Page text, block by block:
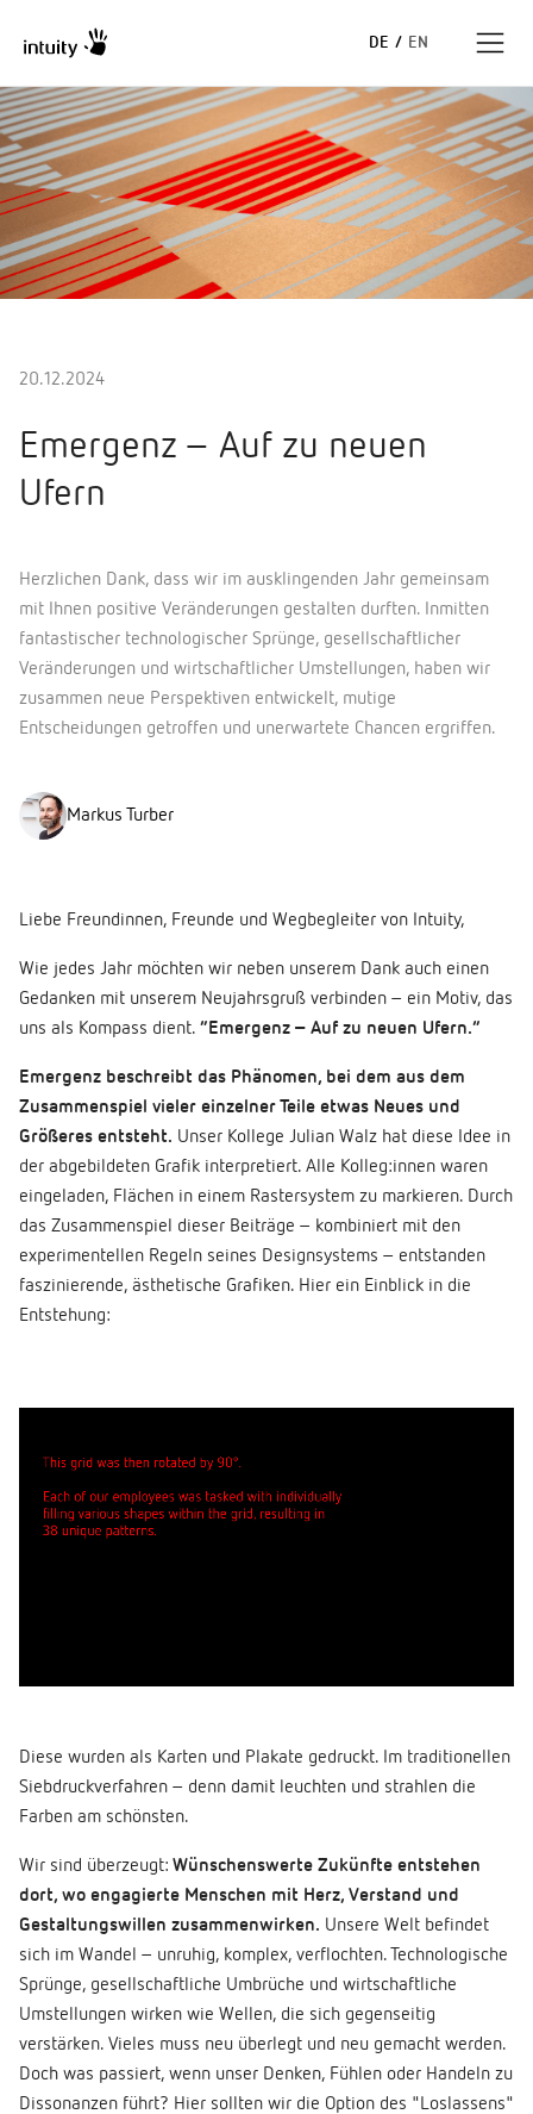
DE / EN
Expertise
Erfolgsgeschichten
Insights
20.12.2024
Emergenz – Auf zu neuen
Ufern
Herzlichen Dank, dass wir im ausklingenden Jahr gemeinsam
mit Ihnen positive Veränderungen gestalten durften. Inmitten
fantastischer technologischer Sprünge, gesellschaftlicher
Veränderungen und wirtschaftlicher Umstellungen, haben wir
zusammen neue Perspektiven entwickelt, mutige
Entscheidungen getroffen und unerwartete Chancen ergriffen.
Markus Turber
Liebe Freundinnen, Freunde und Wegbegleiter von Intuity,
Wie jedes Jahr möchten wir neben unserem Dank auch einen
Gedanken mit unserem Neujahrsgruß verbinden – ein Motiv, das
uns als Kompass dient. “Emergenz – Auf zu neuen Ufern.”
Emergenz beschreibt das Phänomen, bei dem aus dem
Zusammenspiel vieler einzelner Teile etwas Neues und
Größeres entsteht. Unser Kollege Julian Walz hat diese Idee in
der abgebildeten Grafik interpretiert. Alle Kolleg:innen waren
eingeladen, Flächen in einem Rastersystem zu markieren. Durch
das Zusammenspiel dieser Beiträge – kombiniert mit den
experimentellen Regeln seines Designsystems – entstanden
faszinierende, ästhetische Grafiken. Hier ein Einblick in die
Entstehung:
Diese wurden als Karten und Plakate gedruckt. Im traditionellen
Siebdruckverfahren – denn damit leuchten und strahlen die
Farben am schönsten.
Wir sind überzeugt: Wünschenswerte Zukünfte entstehen
dort, wo engagierte Menschen mit Herz, Verstand und
Gestaltungswillen zusammenwirken. Unsere Welt befindet
sich im Wandel – unruhig, komplex, verflochten. Technologische
Sprünge, gesellschaftliche Umbrüche und wirtschaftliche
Umstellungen wirken wie Wellen, die sich gegenseitig
verstärken. Vieles muss neu überlegt und neu gemacht werden.
Doch was passiert, wenn unser Denken, Fühlen oder Handeln zu
Dissonanzen führt? Hier sollten wir die Option des "Loslassens"